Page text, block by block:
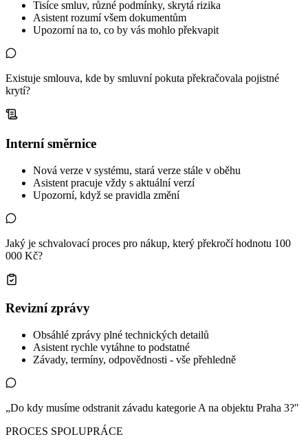
Tisíce smluv, různé podmínky, skrytá rizika
Asistent rozumí všem dokumentům
Upozorní na to, co by vás mohlo překvapit
Existuje smlouva, kde by smluvní pokuta překračovala pojistné
krytí?
Interní směrnice
Nová verze v systému, stará verze stále v oběhu
Asistent pracuje vždy s aktuální verzí
Upozorní, když se pravidla změní
Jaký je schvalovací proces pro nákup, který překročí hodnotu 100
000 Kč?
Revizní zprávy
Obsáhlé zprávy plné technických detailů
Asistent rychle vytáhne to podstatné
Závady, termíny, odpovědnosti - vše přehledně
„Do kdy musíme odstranit závadu kategorie A na objektu Praha 3?"
PROCES SPOLUPRÁCE